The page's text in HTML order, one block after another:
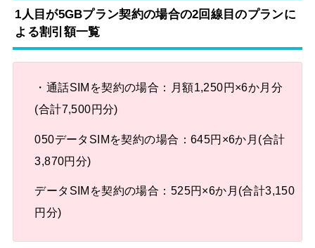
1人目が5GBプラン契約の場合の2回線目のプランに
よる割引額一覧
・通話SIMを契約の場合：月額1,250円×6か月分
(合計7,500円分)
050データSIMを契約の場合：645円×6か月(合計
3,870円分)
データSIMを契約の場合：525円×6か月(合計3,150
円分)